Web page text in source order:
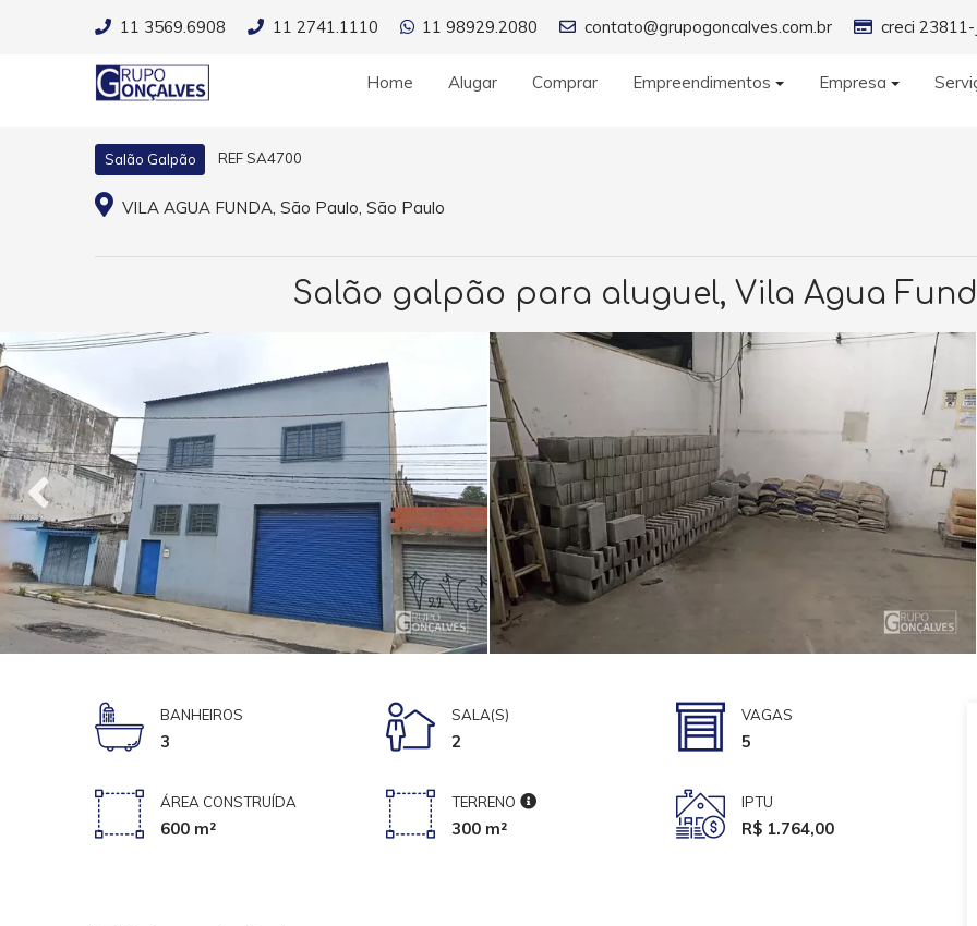
11 3569.6908 11 2741.1110 11 98929.2080 contato@grupogoncalves.com.br creci 23811-
Home Alugar Comprar Empreendimentos Empresa
Salão Galpão REF SA4700
VILA AGUA FUNDA, São Paulo, São Paulo
Salão galpão para aluguel, Vila Agua
BANHEIROS
3
SALA(S)
2
VAGAS
5
ÁREA CONSTRUÍDA
600 m²
TERRENO
300 m²
IPTU
R$ 1.764,00